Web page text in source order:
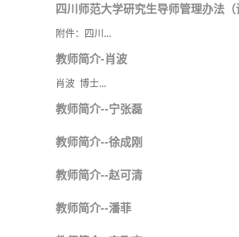
四川师范大学研究生导师管理办法
附件：四川...
教师简介-肖波
肖波 博士...
教师简介--宁张磊
教师简介--徐成刚
教师简介--赵可清
教师简介--潘菲